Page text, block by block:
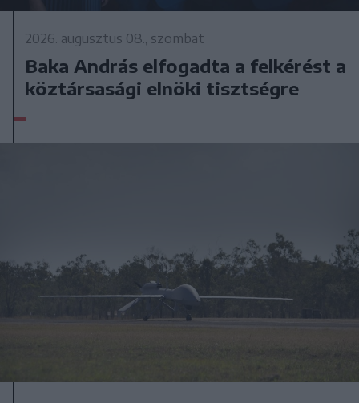
2026. augusztus 08., szombat
Baka András elfogadta a felkérést a
köztársasági elnöki tisztségre